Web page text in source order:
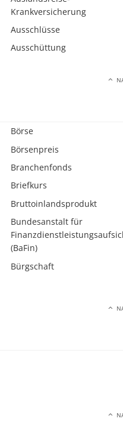
Krankversicherung
Ausschlüsse
Ausschüttung
Börse
Börsenpreis
Branchenfonds
Briefkurs
Bruttoinlandsprodukt
Bundesanstalt für
(BaFin)
Bürgschaft